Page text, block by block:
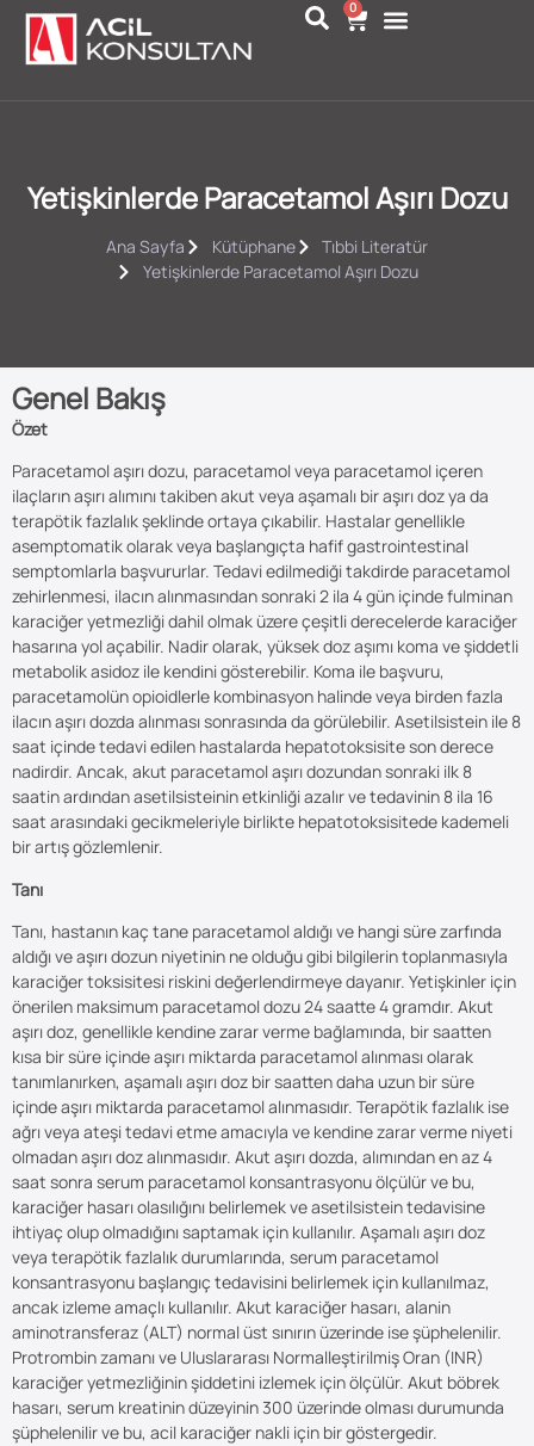
0
Yetişkinlerde Paracetamol Aşırı Dozu
Ana Sayfa Kütüphane
Tıbbi Literatür
Yetişkinlerde Paracetamol Aşırı Dozu
Genel Bakış
Özet
Paracetamol aşırı dozu, paracetamol veya paracetamol içeren
ilaçların aşırı alımını takiben akut veya aşamalı bir aşırı doz ya da
terapötik fazlalık şeklinde ortaya çıkabilir. Hastalar genellikle
asemptomatik olarak veya başlangıçta hafif gastrointestinal
semptomlarla başvururlar. Tedavi edilmediği takdirde paracetamol
zehirlenmesi, ilacın alınmasından sonraki 2 ila 4 gün içinde fulminan
karaciğer yetmezliği dahil olmak üzere çeşitli derecelerde karaciğer
hasarına yol açabilir. Nadir olarak, yüksek doz aşımı koma ve şiddetli
metabolik asidoz ile kendini gösterebilir. Koma ile başvuru,
paracetamolün opioidlerle kombinasyon halinde veya birden fazla
ilacın aşırı dozda alınması sonrasında da görülebilir. Asetilsistein ile 8
saat içinde tedavi edilen hastalarda hepatotoksisite son derece
nadirdir. Ancak, akut paracetamol aşırı dozundan sonraki ilk 8
saatin ardından asetilsisteinin etkinliği azalır ve tedavinin 8 ila 16
saat arasındaki gecikmeleriyle birlikte hepatotoksisitede kademeli
bir artış gözlemlenir.
Tanı
Tanı, hastanın kaç tane paracetamol aldığı ve hangi süre zarfında
aldığı ve aşırı dozun niyetinin ne olduğu gibi bilgilerin toplanmasıyla
karaciğer toksisitesi riskini değerlendirmeye dayanır. Yetişkinler için
önerilen maksimum paracetamol dozu 24 saatte 4 gramdır. Akut
aşırı doz, genellikle kendine zarar verme bağlamında, bir saatten
kısa bir süre içinde aşırı miktarda paracetamol alınması olarak
tanımlanırken, aşamalı aşırı doz bir saatten daha uzun bir süre
içinde aşırı miktarda paracetamol alınmasıdır. Terapötik fazlalık ise
ağrı veya ateşi tedavi etme amacıyla ve kendine zarar verme niyeti
olmadan aşırı doz alınmasıdır. Akut aşırı dozda, alımından en az 4
saat sonra serum paracetamol konsantrasyonu ölçülür ve bu,
karaciğer hasarı olasılığını belirlemek ve asetilsistein tedavisine
ihtiyaç olup olmadığını saptamak için kullanılır. Aşamalı aşırı doz
veya terapötik fazlalık durumlarında, serum paracetamol
konsantrasyonu başlangıç tedavisini belirlemek için kullanılmaz,
ancak izleme amaçlı kullanılır. Akut karaciğer hasarı, alanin
aminotransferaz (ALT) normal üst sınırın üzerinde ise şüphelenilir.
Protrombin zamanı ve Uluslararası Normalleştirilmiş Oran (INR)
karaciğer yetmezliğinin şiddetini izlemek için ölçülür. Akut böbrek
hasarı, serum kreatinin düzeyinin 300 üzerinde olması durumunda
şüphelenilir ve bu, acil karaciğer nakli için bir göstergedir.